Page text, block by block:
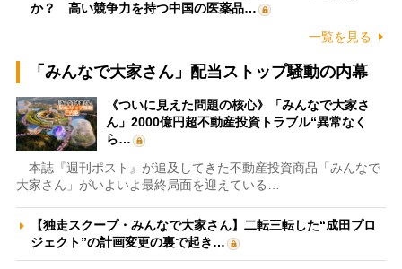
か？ 高い競争力を持つ中国の医薬品…
一覧を見る
「みんなで大家さん」配当ストップ騒動の内幕
《ついに見えた問題の核心》「みんなで大家さ
ん」2000億円超不動産投資トラブル“異常なく
ら…
本誌『週刊ポスト』が追及してきた不動産投資商品「みんなで
大家さん」がいよいよ最終局面を迎えている…
【独走スクープ・みんなで大家さん】二転三転した“成田プロ
ジェクト”の計画変更の裏で起き…